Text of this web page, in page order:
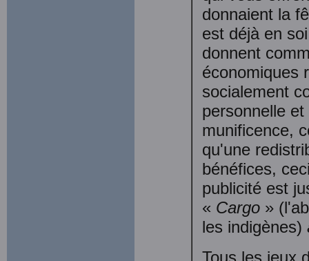
donnaient la
est déjà en
donnent
économiques
socialement
personnelle
munificence,
qu'une
bénéfices,
publicité est
« Cargo »
les indigènes)
Tous les jeux